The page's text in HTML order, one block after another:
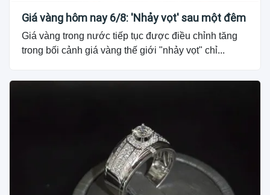
Giá vàng hôm nay 6/8: 'Nhảy vọt' sau một đêm
Giá vàng trong nước tiếp tục được điều chỉnh tăng
trong bối cảnh giá vàng thế giới "nhảy vọt" chỉ...